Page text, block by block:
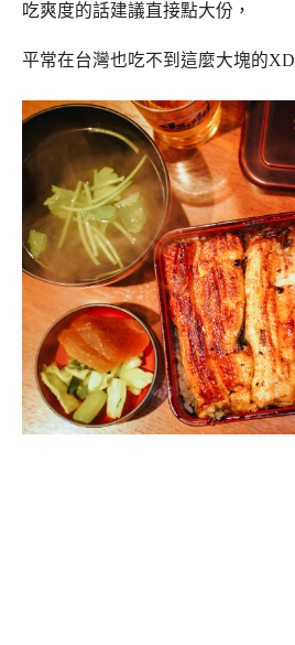
吃爽度的話建議直接點大份，
平常在台灣也吃不到這麼大塊的XD